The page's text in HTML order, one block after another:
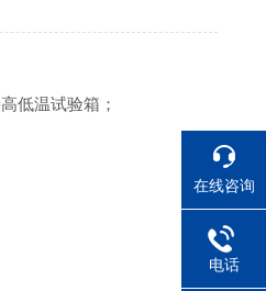
低温试验箱；
在线咨询
电话